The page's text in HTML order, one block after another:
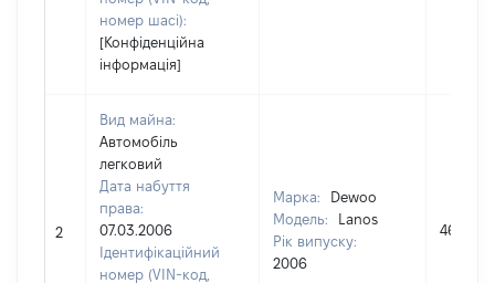
номер шасі):
[Конфіденційна
інформація]
2
Вид майна:
Автомобіль
легковий
Дата набуття
права:
07.03.2006
Ідентифікаційний
номер (VIN-код,
Марка:
Dewoo
Модель:
Lanos
Рік випуску:
2006
46500